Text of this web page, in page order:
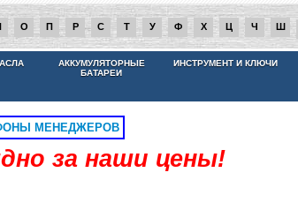
О П Р С Т У Ф Х Ц Ч Ш
ЗА НАШИ ЦЕНЫ
АККУМУЛЯТОРНЫЕ
БАТАРЕИ
ИНСТРУМЕНТ И КЛЮЧИ
МЕНЕДЖЕРОВ
за наши цены!